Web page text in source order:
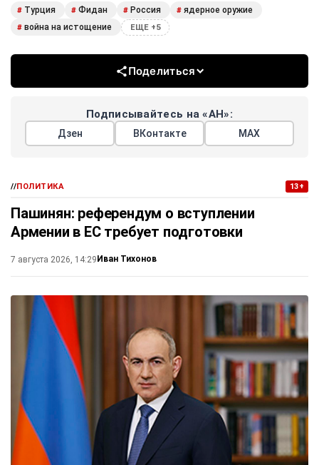
# Турция # Фидан # Россия # ядерное оружие
# война на истощение ЕЩЕ +5
Поделиться
Подписывайтесь на «АН»:
Дзен ВКонтакте МАХ
//ПОЛИТИКА 13+
Пашинян: референдум о вступлении
Армении в ЕС требует подготовки
7 августа 2026, 14:29 Иван Тихонов